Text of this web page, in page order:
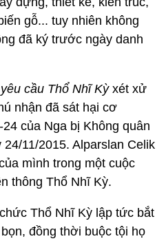
gỗ... tuy nhiên không
đã ký trước ngày danh
cầu Thổ Nhĩ Kỳxét xử
nhận đã sát hại cơ
của Nga bị Không quân
11/2015. Alparslan Celik
mình trong một cuộc
thông Thổ Nhĩ Kỳ.
Thổ Nhĩ Kỳ lập tức bắt
đồng thời buộc tội họ